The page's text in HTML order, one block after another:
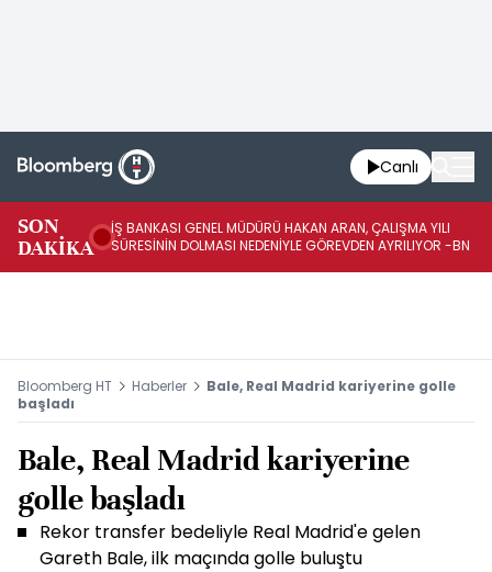
Canlı
SON
DAKİKA
İŞ BANKASI GENEL MÜDÜRÜ HAKAN ARAN, ÇALIŞMA YILI
SÜRESİNİN DOLMASI NEDENİYLE GÖREVDEN AYRILIYOR -BN
Bloomberg HT Haberler
Bale, Real Madrid kariyerine golle
başladı
Bale, Real Madrid kariyerine
golle başladı
Rekor transfer bedeliyle Real Madrid'e gelen
Gareth Bale, ilk maçında golle buluştu